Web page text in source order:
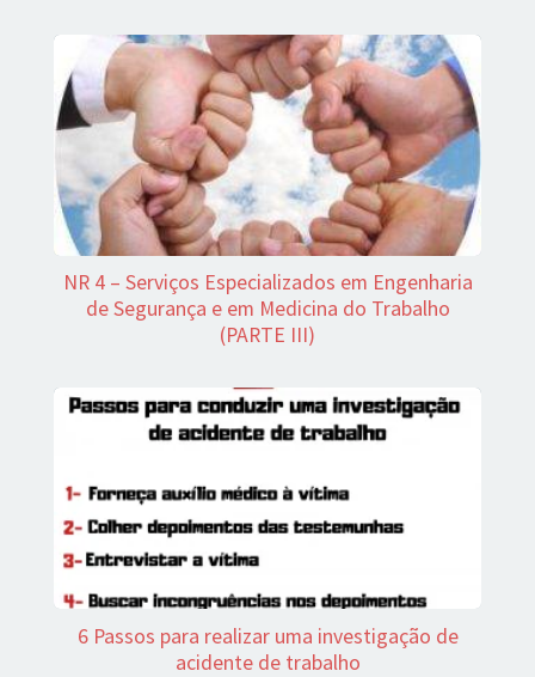
NR 4 – Serviços Especializados em Engenharia
de Segurança e em Medicina do Trabalho
(PARTE III)
6 Passos para realizar uma investigação de
acidente de trabalho